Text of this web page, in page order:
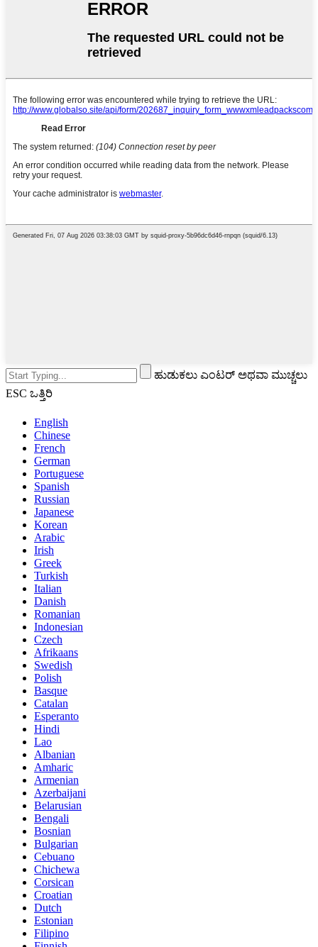
ಹುಡುಕಲು ಎಂಟರ್ ಅಥವಾ ಮುಚ್ಚಲು
ESC ಒತ್ತಿರಿ
English
Chinese
French
German
Portuguese
Spanish
Russian
Japanese
Korean
Arabic
Irish
Greek
Turkish
Italian
Danish
Romanian
Indonesian
Czech
Afrikaans
Swedish
Polish
Basque
Catalan
Esperanto
Hindi
Lao
Albanian
Amharic
Armenian
Azerbaijani
Belarusian
Bengali
Bosnian
Bulgarian
Cebuano
Chichewa
Corsican
Croatian
Dutch
Estonian
Filipino